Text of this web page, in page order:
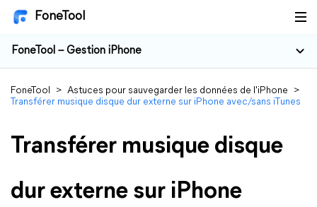
FoneTool
FoneTool – Gestion iPhone
FoneTool > Astuces pour sauvegarder les données de l'iPhone
>
Transférer musique disque dur externe sur iPhone avec/sans iTunes
Transférer musique disque
dur externe sur iPhone